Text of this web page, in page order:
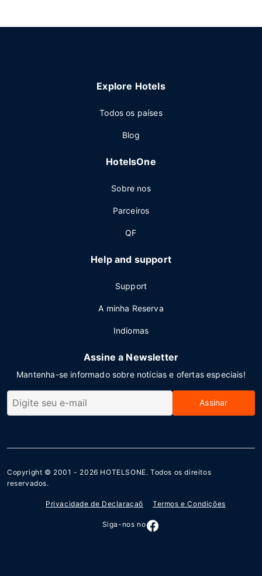
Explore Hotels
Todos os países
Blog
HotelsOne
Sobre nos
Parceiros
QF
Help and support
Support
A minha Reserva
Indiomas
Assine a Newsletter
Mantenha-se informado sobre notícias e ofertas especiais!
Assinar
Copyright © 2001 - 2026 HOTELSONE. Todos os direitos
reservados.
Privacidade de Declaraçaõ Termos e Condições
Siga-nos no